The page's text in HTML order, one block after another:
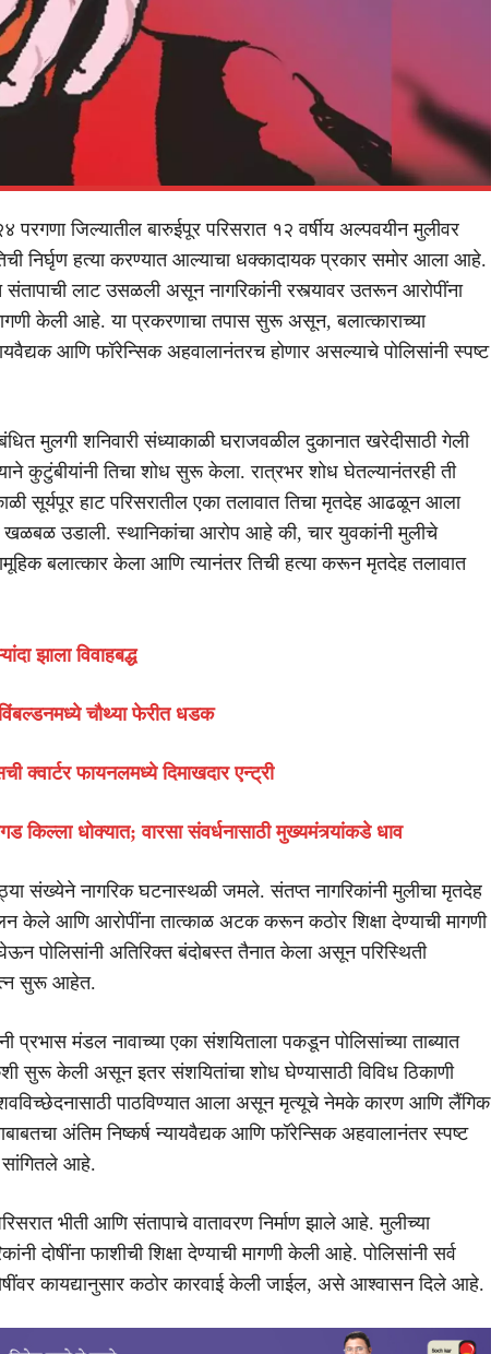
परगणा जिल्यातील बारुईपूर परिसरात १२ वर्षीय अल्पवयीन मुलीवर
निर्घृण हत्या करण्यात आल्याचा धक्कादायक प्रकार समोर आला आहे.
लाट उसळली असून नागरिकांनी रस्त्यावर उतरून आरोपींना
केली आहे. या प्रकरणाचा तपास सुरू असून, बलात्काराच्या
आणि फॉरेन्सिक अहवालानंतरच होणार असल्याचे पोलिसांनी स्पष्ट
मुलगी शनिवारी संध्याकाळी घराजवळील दुकानात खरेदीसाठी गेली
कुटुंबीयांनी तिचा शोध सुरू केला. रात्रभर शोध घेतल्यानंतरही ती
सूर्यपूर हाट परिसरातील एका तलावात तिचा मृतदेह आढळून आला
उडाली. स्थानिकांचा आरोप आहे की, चार युवकांनी मुलीचे
बलात्कार केला आणि त्यानंतर तिची हत्या करून मृतदेह तलावात
झाला विवाहबद्ध
विंबल्डनमध्ये चौथ्या फेरीत धडक
क्वार्टर फायनलमध्ये दिमाखदार एन्ट्री
किल्ला धोक्यात; वारसा संवर्धनासाठी मुख्यमंत्र्यांकडे धाव
संख्येने नागरिक घटनास्थळी जमले. संतप्त नागरिकांनी मुलीचा मृतदेह
केले आणि आरोपींना तात्काळ अटक करून कठोर शिक्षा देण्याची मागणी
पोलिसांनी अतिरिक्त बंदोबस्त तैनात केला असून परिस्थिती
सुरू आहेत.
प्रभास मंडल नावाच्या एका संशयिताला पकडून पोलिसांच्या ताब्यात
सुरू केली असून इतर संशयितांचा शोध घेण्यासाठी विविध ठिकाणी
पाठविण्यात आला असून मृत्यूचे नेमके कारण आणि लैंगिक
अंतिम निष्कर्ष न्यायवैद्यक आणि फॉरेन्सिक अहवालानंतर स्पष्ट
सांगितले आहे.
भीती आणि संतापाचे वातावरण निर्माण झाले आहे. मुलीच्या
दोषींना फाशीची शिक्षा देण्याची मागणी केली आहे. पोलिसांनी सर्व
कायद्यानुसार कठोर कारवाई केली जाईल, असे आश्वासन दिले आहे.